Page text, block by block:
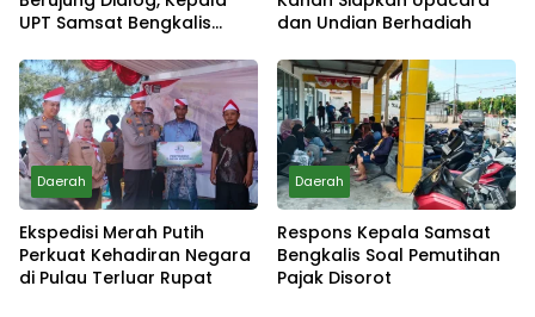
UPT Samsat Bengkalis
dan Undian Berhadiah
Daerah
Ekspedisi Merah Putih
Perkuat Kehadiran Negara
di Pulau Terluar Rupat
Daerah
Respons Kepala Samsat
Bengkalis Soal Pemutihan
Pajak Disorot